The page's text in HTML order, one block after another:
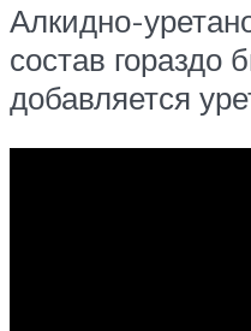
Алкидно-
состав гораздо
добавляется